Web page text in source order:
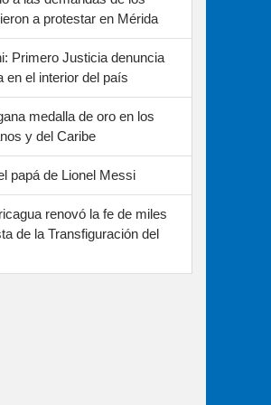
a protestar en Mérida
Primero Justicia denuncia
en el interior del país
medalla de oro en los
y del Caribe
papá de Lionel Messi
renovó la fe de miles
de la Transfiguración del